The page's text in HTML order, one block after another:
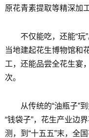
原花青素提取等精深加
不仅能吃，还能“玩
当地建起花生博物馆和
工，还能品尝全花生宴
次。
从传统的“油瓶子”
“钱袋子”，花生产业边
测，到“十五五”末，全